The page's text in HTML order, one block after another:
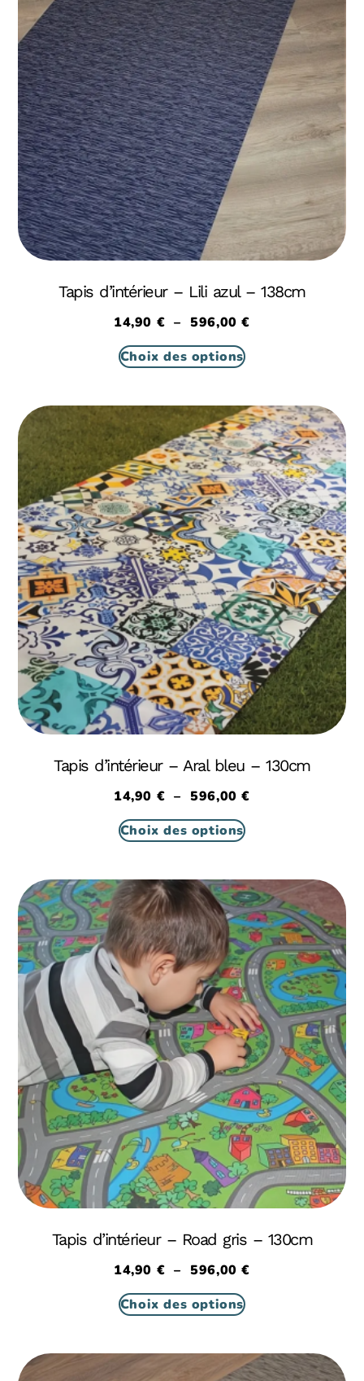
Tapis d’intérieur – Lili azul – 138cm
14,90 € – 596,00€
Choix des options
Tapis d’intérieur – Aral bleu – 130cm
14,90 € – 596,00€
Choix des options
Tapis d’intérieur – Road gris – 130cm
14,90 € – 596,00€
Choix des options